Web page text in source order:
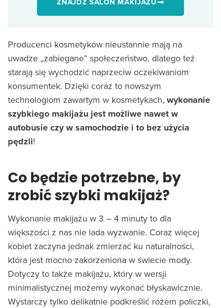
Producenci kosmetyków nieustannie mają na
uwadze „zabiegane” społeczeństwo, dlatego też
starają się wychodzić naprzeciw oczekiwaniom
konsumentek. Dzięki coraz to nowszym
technologiom zawartym w kosmetykach, wykonanie
szybkiego makijażu jest możliwe nawet w
autobusie czy w samochodzie i to bez użycia
pędzli!
Co będzie potrzebne, by
zrobić szybki makijaż?
Wykonanie makijażu w 3 – 4 minuty to dla
większości z nas nie lada wyzwanie. Coraz więcej
kobiet zaczyna jednak zmierzać ku naturalności,
która jest mocno zakorzeniona w świecie mody.
Dotyczy to także makijażu, który w wersji
minimalistycznej możemy wykonać błyskawicznie.
Wystarczy tylko delikatnie podkreślić różem policzki,